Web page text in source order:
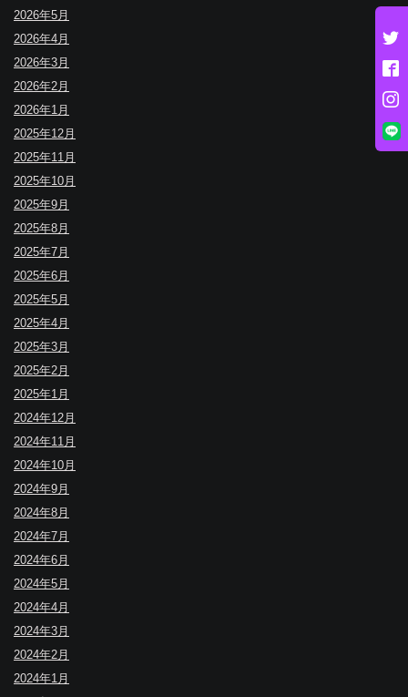
2026年5月
2026年4月
2026年3月
2026年2月
2026年1月
2025年12月
2025年11月
2025年10月
2025年9月
2025年8月
2025年7月
2025年6月
2025年5月
2025年4月
2025年3月
2025年2月
2025年1月
2024年12月
2024年11月
2024年10月
2024年9月
2024年8月
2024年7月
2024年6月
2024年5月
2024年4月
2024年3月
2024年2月
2024年1月